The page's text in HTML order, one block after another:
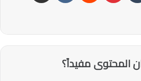
المحتوى مفيداً؟